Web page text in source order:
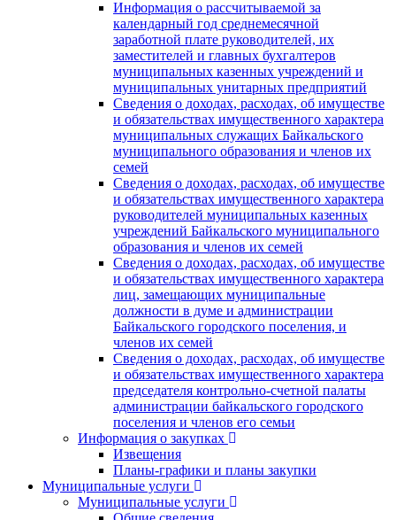
Информация о рассчитываемой за
календарный год среднемесячной
заработной плате руководителей, их
заместителей и главных бухгалтеров
муниципальных казенных учреждений и
муниципальных унитарных предприятий
Сведения о доходах, расходах, об имуществе
и обязательствах имущественного характера
муниципальных служащих Байкальского
муниципального образования и членов их
семей
Сведения о доходах, расходах, об имуществе
и обязательствах имущественного характера
руководителей муниципальных казенных
учреждений Байкальского муниципального
образования и членов их семей
Сведения о доходах, расходах, об имуществе
и обязательствах имущественного характера
лиц, замещающих муниципальные
должности в думе и администрации
Байкальского городского поселения, и
членов их семей
Сведения о доходах, расходах, об имуществе
и обязательствах имущественного характера
председателя контрольно-счетной палаты
администрации байкальского городского
поселения и членов его семьи
Информация о закупках
Извещения
Планы-графики и планы закупки
Муниципальные услуги
Муниципальные услуги